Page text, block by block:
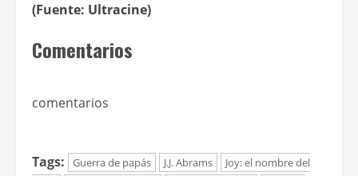
(Fuente: Ultracine)
Comentarios
comentarios
Tags: Guerra de papás J.J. Abrams
Joy: el nombre del